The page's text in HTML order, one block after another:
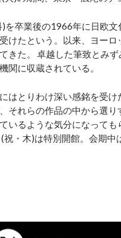
卒業後の1966年に日欧文
けたという。以来、ヨー
きた。 卓越した筆致とみ
関に収蔵されている。
とりわけ深い感銘を受
それらの作品の中から選
いるような気分になって
・木)は特別開館。会期中